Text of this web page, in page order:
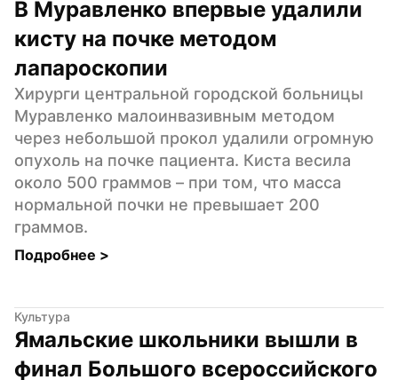
В Муравленко впервые удалили
кисту на почке методом
лапароскопии
Хирурги центральной городской больницы
Муравленко малоинвазивным методом
через небольшой прокол удалили огромную
опухоль на почке пациента. Киста весила
около 500 граммов – при том, что масса
нормальной почки не превышает 200
граммов.
Подробнее >
Культура
Ямальские школьники вышли в
финал Большого всероссийского